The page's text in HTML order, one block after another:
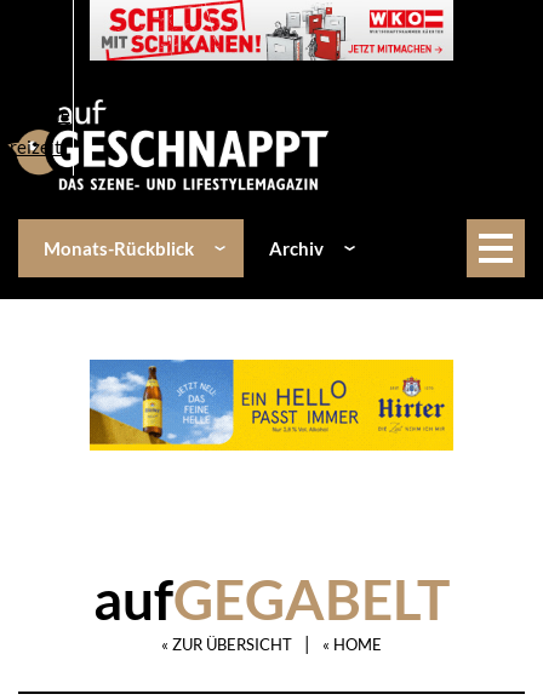
Lifestyle
Freizeit
Monats-Rückblick Archiv
aufGEGABELT
« ZUR ÜBERSICHT | « HOME